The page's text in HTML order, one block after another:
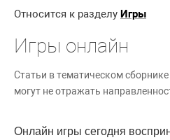
Относится к разделу Игры
Игры онлайн
Статьи в тематическом
могут не отражать
Онлайн игры сегодня